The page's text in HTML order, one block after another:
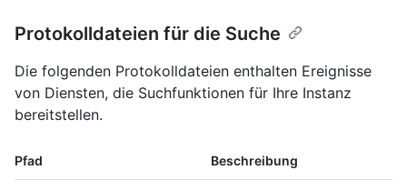
Protokolldateien für die Suche
Die folgenden Protokolldateien enthalten Ereignisse
von Diensten, die Suchfunktionen für Ihre Instanz
bereitstellen.
Pfad Beschreibung